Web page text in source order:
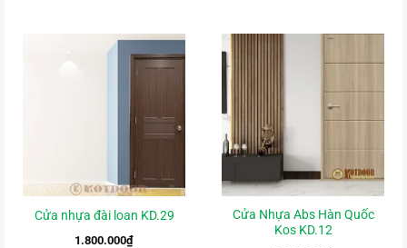
Cửa nhựa đài loan KD.29
1.800.000₫
Cửa Nhựa Abs Hàn Quốc
Kos KD.12